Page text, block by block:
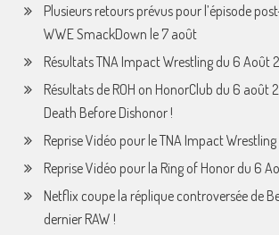
Plusieurs retours prévus pour l’épisode
WWE SmackDown le 7 août
Résultats TNA Impact Wrestling du 6 Août
Résultats de ROH on HonorClub du 6 août
Death Before Dishonor !
Reprise Vidéo pour le TNA Impact
Reprise Vidéo pour la Ring of Honor du 6
Netflix coupe la réplique controversée de
dernier RAW !